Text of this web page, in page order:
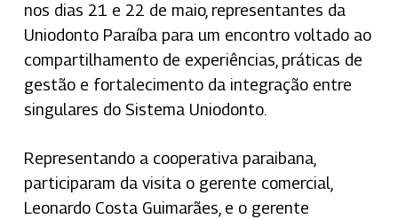
nos dias 21 e 22 de maio, representantes da
Uniodonto Paraíba para um encontro voltado ao
compartilhamento de experiências, práticas de
gestão e fortalecimento da integração entre
singulares do Sistema Uniodonto.
Representando a cooperativa paraibana,
participaram da visita o gerente comercial,
Leonardo Costa Guimarães, e o gerente